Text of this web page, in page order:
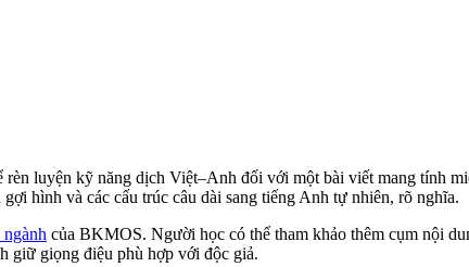
luyện kỹ năng dịch Việt–Anh đối với một bài viết mang tính
hình và các cấu trúc câu dài sang tiếng Anh tự nhiên, rõ nghĩa.
của BKMOS. Người học có thể tham khảo thêm cụm nội
giữ giọng điệu phù hợp với độc giả.